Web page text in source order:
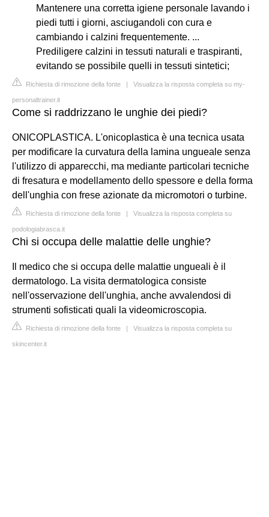
Mantenere una corretta igiene personale lavando i
piedi tutti i giorni, asciugandoli con cura e
cambiando i calzini frequentemente. ...
Prediligere calzini in tessuti naturali e traspiranti,
evitando se possibile quelli in tessuti sintetici;
Richiesta di rimozione della fonte | Visualizza la risposta completa su my-
personaltrainer.it
Come si raddrizzano le unghie dei piedi?
ONICOPLASTICA. L'onicoplastica è una tecnica usata
per modificare la curvatura della lamina ungueale senza
l'utilizzo di apparecchi, ma mediante particolari tecniche
di fresatura e modellamento dello spessore e della forma
dell'unghia con frese azionate da micromotori o turbine.
Richiesta di rimozione della fonte | Visualizza la risposta completa su
podologiabrasca.it
Chi si occupa delle malattie delle unghie?
Il medico che si occupa delle malattie ungueali è il
dermatologo. La visita dermatologica consiste
nell'osservazione dell'unghia, anche avvalendosi di
strumenti sofisticati quali la videomicroscopia.
Richiesta di rimozione della fonte | Visualizza la risposta completa su
skincenter.it